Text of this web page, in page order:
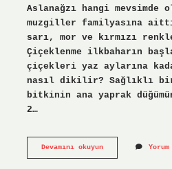
Aslanağzı hangi mevsimde
muzgiller familyasına
sarı, mor ve kırmızı
Çiçeklenme ilkbaharın
çiçekleri yaz aylarına
nasıl dikilir? Sağlıklı
bitkinin ana yaprak
2…
Devamını okuyunAslanağzı